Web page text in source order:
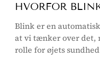
HVORFOR
Blink er en
at vi tænker over det,
rolle for øjets